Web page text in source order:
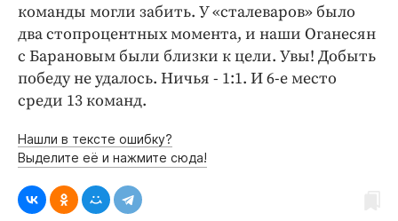
команды могли забить. У «сталеваров» было
два стопроцентных момента, и наши Оганесян
с Барановым были близки к цели. Увы! Добыть
победу не удалось. Ничья - 1:1. И 6-е место
среди 13 команд.
Нашли в тексте ошибку?
Выделите её и нажмите сюда!